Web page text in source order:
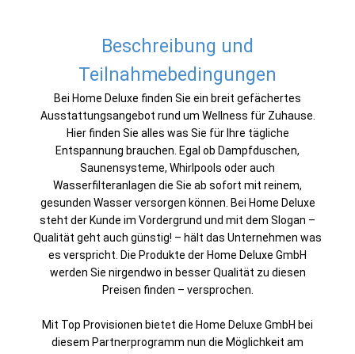
Beschreibung und
Teilnahmebedingungen
Bei Home Deluxe finden Sie ein breit gefächertes
Ausstattungsangebot rund um Wellness für Zuhause.
Hier finden Sie alles was Sie für Ihre tägliche
Entspannung brauchen. Egal ob Dampfduschen,
Saunensysteme, Whirlpools oder auch
Wasserfilteranlagen die Sie ab sofort mit reinem,
gesunden Wasser versorgen können. Bei Home Deluxe
steht der Kunde im Vordergrund und mit dem Slogan –
Qualität geht auch günstig! – hält das Unternehmen was
es verspricht. Die Produkte der Home Deluxe GmbH
werden Sie nirgendwo in besser Qualität zu diesen
Preisen finden – versprochen.
Mit Top Provisionen bietet die Home Deluxe GmbH bei
diesem Partnerprogramm nun die Möglichkeit am